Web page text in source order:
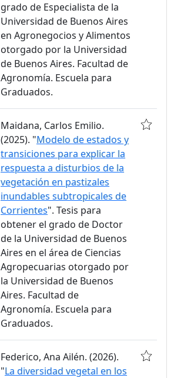
grado de Especialista de la
Universidad de Buenos Aires
en Agronegocios y Alimentos
otorgado por la Universidad
de Buenos Aires. Facultad de
Agronomía. Escuela para
Graduados.
Maidana, Carlos Emilio.
(2025). "Modelo de estados y
transiciones para explicar la
respuesta a disturbios de la
vegetación en pastizales
inundables subtropicales de
Corrientes". Tesis para
obtener el grado de Doctor
de la Universidad de Buenos
Aires en el área de Ciencias
Agropecuarias otorgado por
la Universidad de Buenos
Aires. Facultad de
Agronomía. Escuela para
Graduados.
Federico, Ana Ailén. (2026).
"La diversidad vegetal en los